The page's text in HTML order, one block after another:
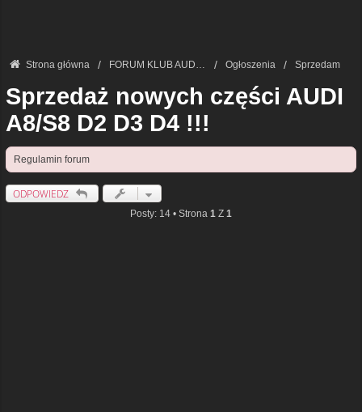
Strona główna FORUM KLUB AUDI A8 - FORUM PODSTAWOWE Ogłoszenia Sprzedam
Sprzedaż nowych części AUDI
A8/S8 D2 D3 D4 !!!
Regulamin forum
ODPOWIEDZ
Posty: 14 • Strona 1 Z 1